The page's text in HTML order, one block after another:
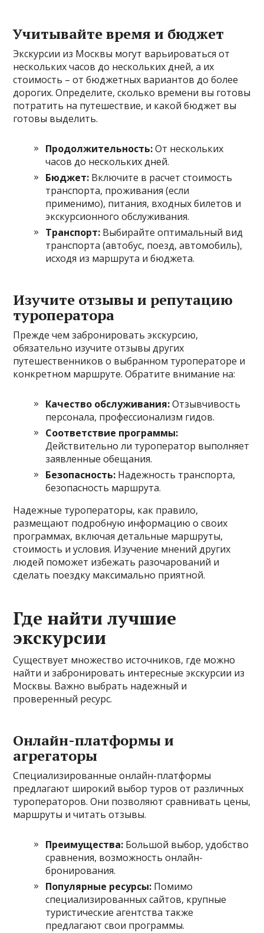
Учитывайте время и бюджет
Экскурсии из Москвы могут варьироваться от
нескольких часов до нескольких дней, а их
стоимость – от бюджетных вариантов до более
дорогих. Определите, сколько времени вы готовы
потратить на путешествие, и какой бюджет вы
готовы выделить.
Продолжительность:От нескольких
часов до нескольких дней.
Бюджет: Включите в расчет стоимость
транспорта, проживания (если
применимо), питания, входных билетов и
экскурсионного обслуживания.
Транспорт: Выбирайте оптимальный вид
транспорта (автобус, поезд, автомобиль),
исходя из маршрута и бюджета.
Изучите отзывы и репутацию
туроператора
Прежде чем забронировать экскурсию,
обязательно изучите отзывы других
путешественников о выбранном туроператоре и
конкретном маршруте. Обратите внимание на:
Качество обслуживания:Отзывчивость
персонала, профессионализм гидов.
Соответствие программы:
Действительно ли туроператор выполняет
заявленные обещания.
Безопасность: Надежность транспорта,
безопасность маршрута.
Надежные туроператоры, как правило,
размещают подробную информацию о своих
программах, включая детальные маршруты,
стоимость и условия. Изучение мнений других
людей поможет избежать разочарований и
сделать поездку максимально приятной.
Где найти лучшие
экскурсии
Существует множество источников, где можно
найти и забронировать интересные экскурсии из
Москвы. Важно выбрать надежный и
проверенный ресурс.
Онлайн-платформы и
агрегаторы
Специализированные онлайн-платформы
предлагают широкий выбор туров от различных
туроператоров. Они позволяют сравнивать цены,
маршруты и читать отзывы.
Преимущества: Большой выбор, удобство
сравнения, возможность онлайн-
бронирования.
Популярные ресурсы: Помимо
специализированных сайтов, крупные
туристические агентства также
предлагают свои программы.